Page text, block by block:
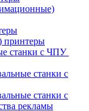
принтеры
станки с ЧПУ
станки с
станки с
рекламы